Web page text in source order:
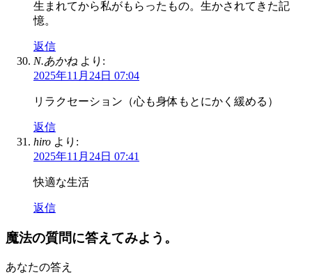
生まれてから私がもらったもの。生かされてきた記
憶。
返信
N.あかね より:
2025年11月24日 07:04
リラクセーション（心も身体もとにかく緩める）
返信
hiro より:
2025年11月24日 07:41
快適な生活
返信
魔法の質問に答えてみよう。
あなたの答え